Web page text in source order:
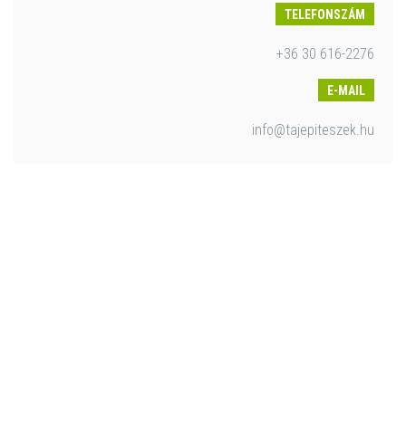
TELEFONSZÁM
+36 30 616-2276
E-MAIL
info@tajepiteszek.hu